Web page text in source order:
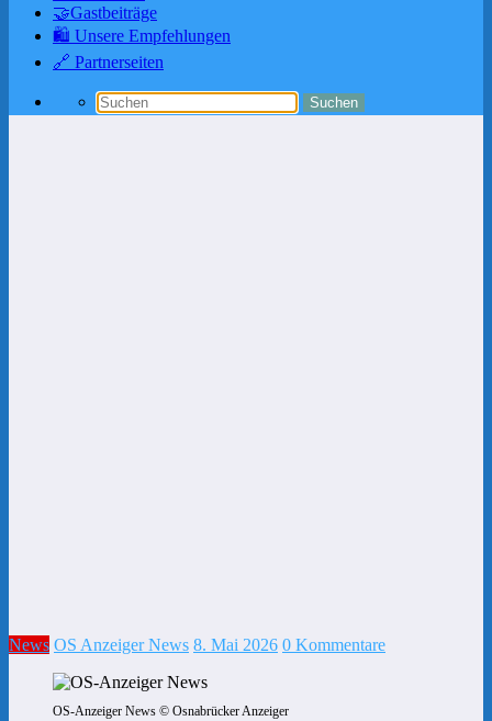
🤝Gastbeiträge
🛍️ Unsere Empfehlungen
🔗 Partnerseiten
News OS Anzeiger News 8. Mai 2026 0 Kommentare
OS-Anzeiger News © Osnabrücker Anzeiger